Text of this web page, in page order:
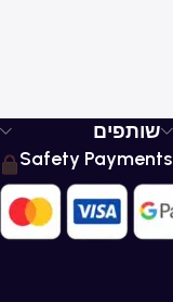
שותפים
Safety Payments